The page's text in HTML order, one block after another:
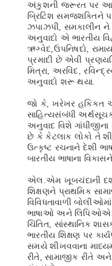
અંકુશની જરૂરત પર
બ્રિટિશ સમજશક્તિને
ઝપાઝપી, સમકાલીન ને
અનુવાદો એ ભારતીય
ઋગ્વેદ,ઉપનિષદો,
પ્રમાદી છે એવી
મિત્રા, અરવિંદ,
અનુવાદો શરૂ થયા.
જો કે, ખરેખર હકિકત એ
સાહિત્યસંબંધી અર્થસૂચક
અનુવાદ વિશે
છે કે કેટલાક લોકો તે
ઉત્કૃષ્ટ રચનાને દેશી
બારતીય ભાષાના
એલ.એમ ખૂબચંદાની
શિક્ષણને પ્રાથમિક
વિવિધતાવાળી
ભાષાઓ અને લિપિઓએ
ચિંતિત, સાંસ્થાનિક
ભારતીય શિક્ષણ પર
સમયે શીખવવાના
રીતે, સામાજીક રીતે